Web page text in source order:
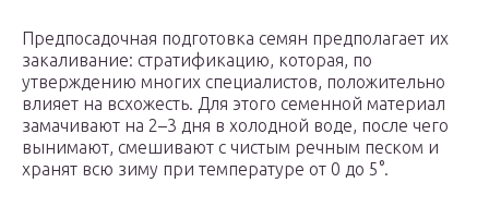
Предпосадочная подготовка семян предполагает их
закаливание: стратификацию, которая, по
утверждению многих специалистов, положительно
влияет на всхожесть. Для этого семенной материал
замачивают на 2–3 дня в холодной воде, после чего
вынимают, смешивают с чистым речным песком и
хранят всю зиму при температуре от 0 до 5°.